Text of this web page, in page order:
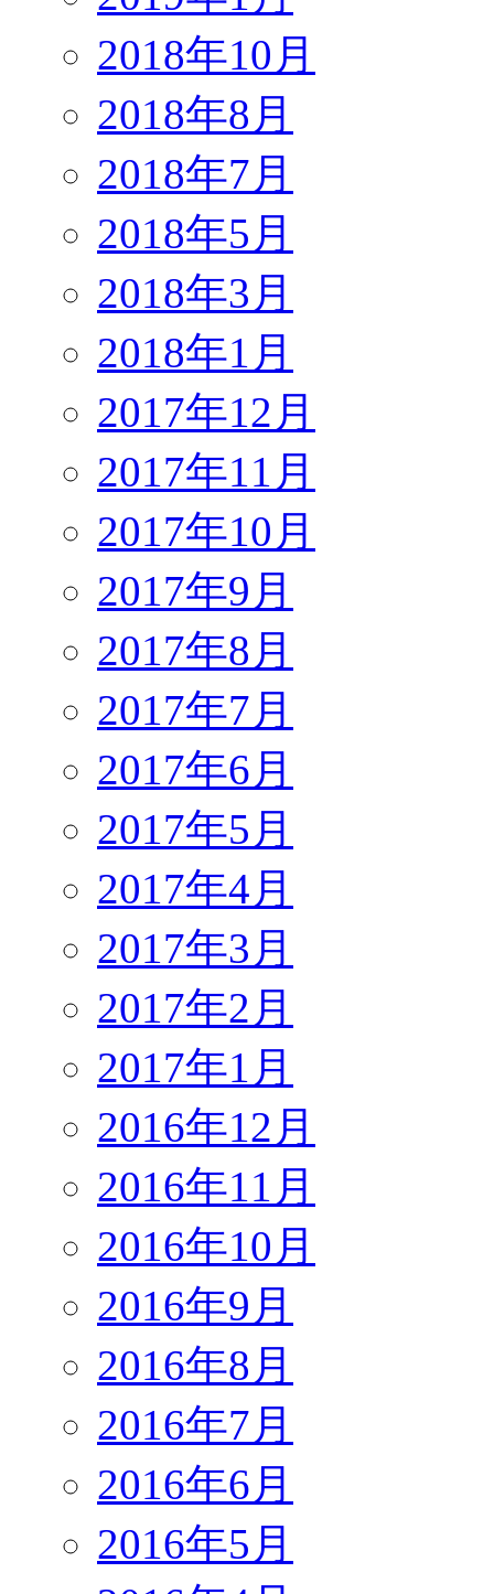
2018年10月
2018年8月
2018年7月
2018年5月
2018年3月
2018年1月
2017年12月
2017年11月
2017年10月
2017年9月
2017年8月
2017年7月
2017年6月
2017年5月
2017年4月
2017年3月
2017年2月
2017年1月
2016年12月
2016年11月
2016年10月
2016年9月
2016年8月
2016年7月
2016年6月
2016年5月